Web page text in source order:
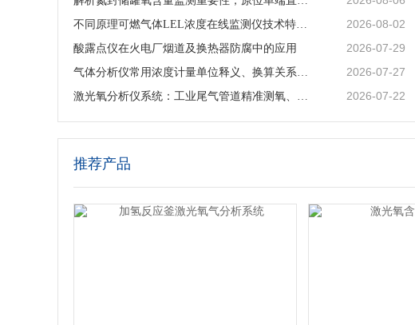
不同原理可燃气体LEL浓度在线监测仪技术特点及工业选型指南 2026-08-02
酸露点仪在火电厂烟道及换热器防腐中的应用 2026-07-29
气体分析仪常用浓度计量单位释义、换算关系及适用场景说明 2026-07-27
激光氧分析仪系统：工业尾气管道精准测氧、筑牢工艺安全防线 2026-07-22
推荐产品